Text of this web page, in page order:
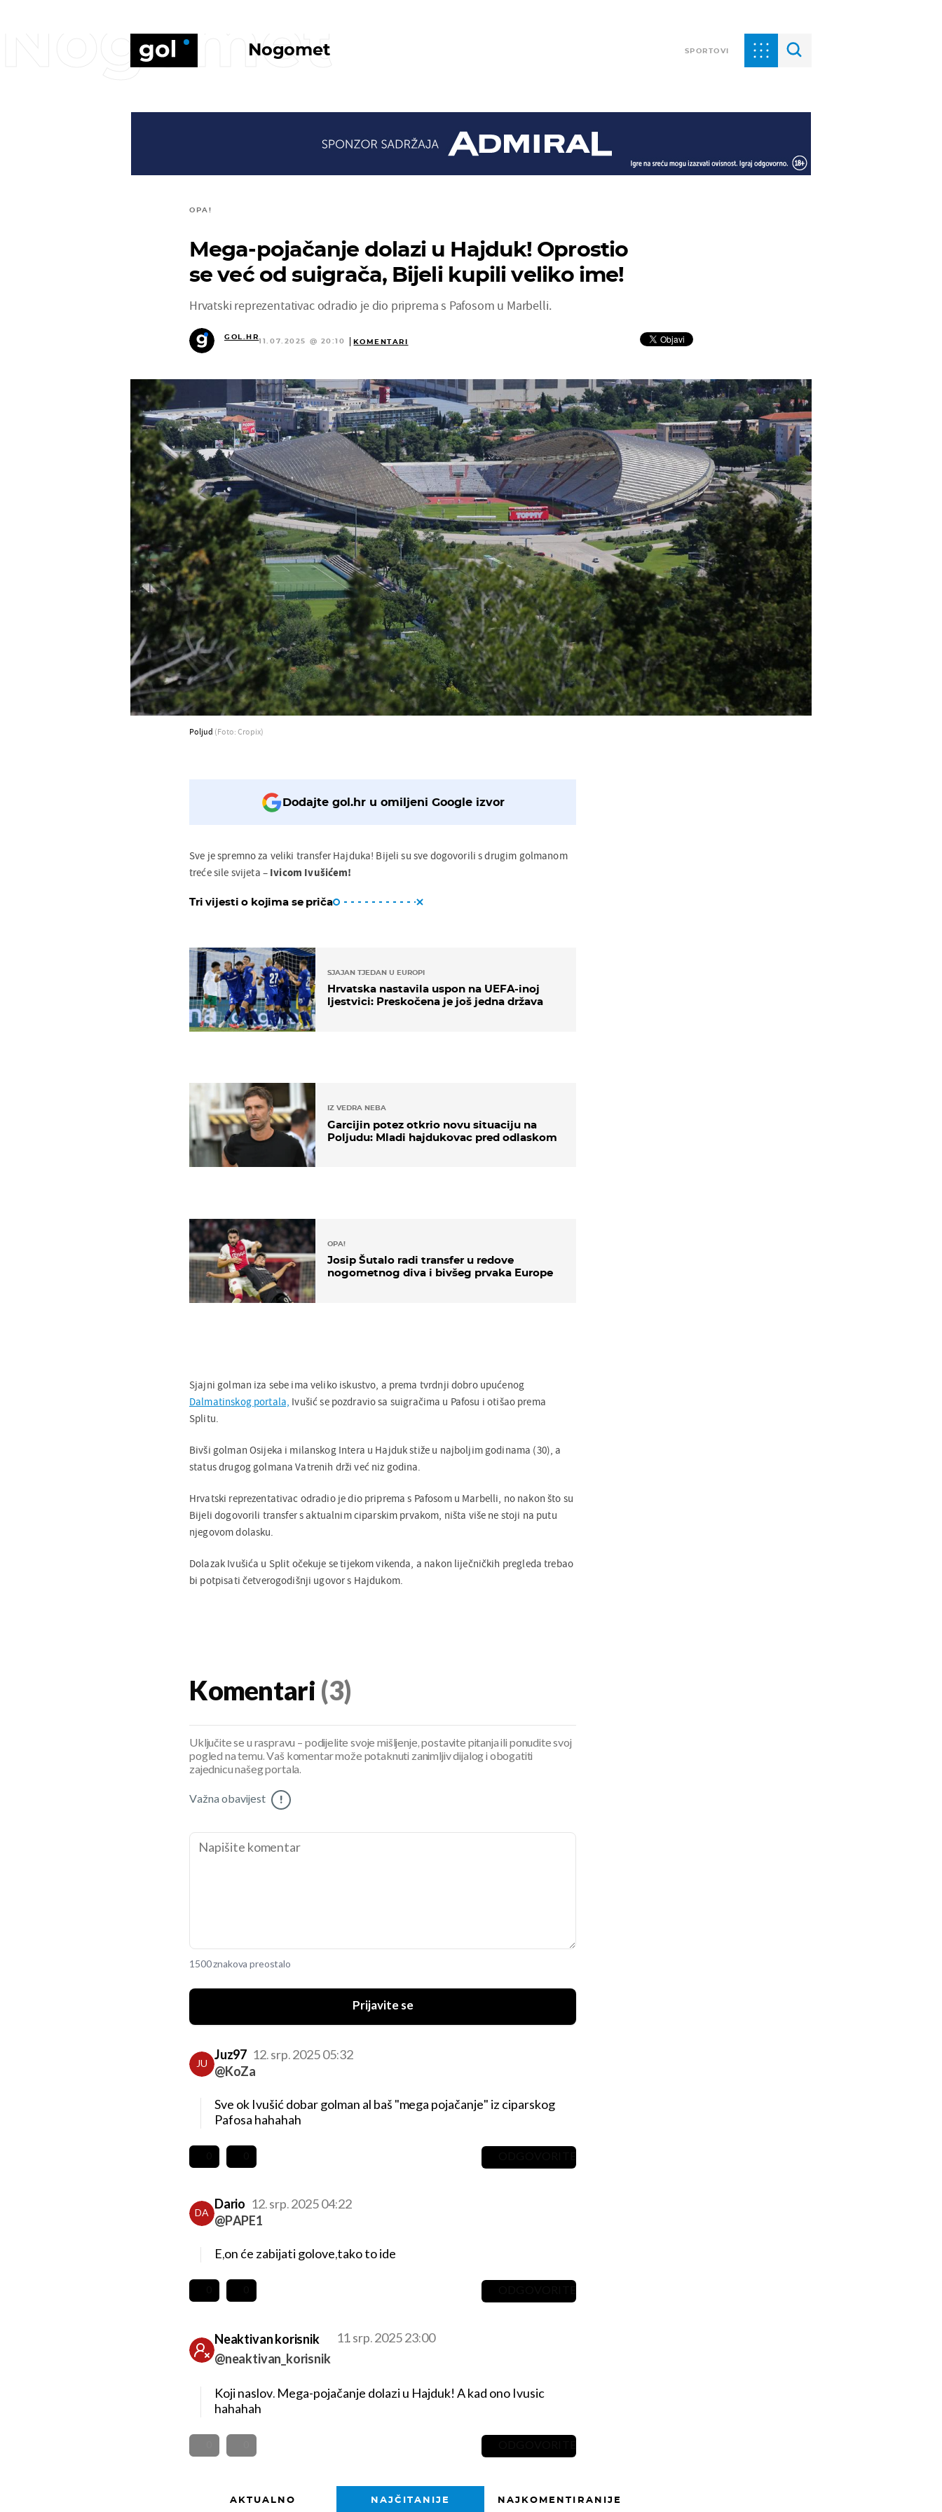
Nogomet SPORTOVI
Nogomet
OPA!
Mega-pojačanje dolazi u Hajduk! Oprostio
se već od suigrača, Bijeli kupili veliko ime!
Hrvatski reprezentativac odradio je dio priprema s Pafosom u Marbelli.
GOL.HR
11.07.2025 @ 20:10 KOMENTARI
Poljud (Foto: Cropix)
Dodajte gol.hr u omiljeni Google izvor
Sve je spremno za veliki transfer Hajduka! Bijeli su sve dogovorili s drugim golmanom
treće sile svijeta – Ivicom Ivušićem!
Tri vijesti o kojima se priča
SJAJAN TJEDAN U EUROPI
Hrvatska nastavila uspon na UEFA-inoj
ljestvici: Preskočena je još jedna država
IZ VEDRA NEBA
Garcijin potez otkrio novu situaciju na
Poljudu: Mladi hajdukovac pred odlaskom
OPA!
Josip Šutalo radi transfer u redove
nogometnog diva i bivšeg prvaka Europe
Sjajni golman iza sebe ima veliko iskustvo, a prema tvrdnji dobro upućenog
Dalmatinskog portala, Ivušić se pozdravio sa suigračima u Pafosu i otišao prema
Splitu.
Bivši golman Osijeka i milanskog Intera u Hajduk stiže u najboljim godinama (30), a
status drugog golmana Vatrenih drži već niz godina.
Hrvatski reprezentativac odradio je dio priprema s Pafosom u Marbelli, no nakon što su
Bijeli dogovorili transfer s aktualnim ciparskim prvakom, ništa više ne stoji na putu
njegovom dolasku.
Dolazak Ivušića u Split očekuje se tijekom vikenda, a nakon liječničkih pregleda trebao
bi potpisati četverogodišnji ugovor s Hajdukom.
Komentari (3)
Uključite se u raspravu – podijelite svoje mišljenje, postavite pitanja ili ponudite svoj
pogled na temu. Vaš komentar može potaknuti zanimljiv dijalog i obogatiti
zajednicu našeg portala.
Važna obavijest !
1500 znakova preostalo
Prijavite se
JU
Juz97
@KoZa
12. srp. 2025 05:32
Sve ok Ivušić dobar golman al baš "mega pojačanje" iz ciparskog
Pafosa hahahah
DA
Dario
@PAPE1
12. srp. 2025 04:22
E,on će zabijati golove,tako to ide
Neaktivan korisnik
@neaktivan_korisnik
11. srp. 2025 23:00
Koji naslov. Mega-pojačanje dolazi u Hajduk! A kad ono Ivusic
hahahah
AKTUALNO NAJČITANIJE NAJKOMENTIRANIJE